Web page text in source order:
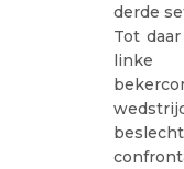
derde
Tot
linke